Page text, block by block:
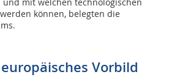
mit welchen technologischen
können, belegten die
Vorbild